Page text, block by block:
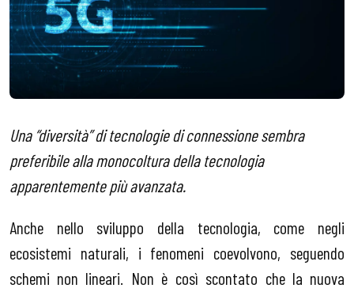
Una “diversità” di tecnologie di connessione sembra
preferibile alla monocoltura della tecnologia
apparentemente più avanzata.
Anche nello sviluppo della tecnologia, come negli
ecosistemi naturali, i fenomeni coevolvono, seguendo
schemi non lineari. Non è così scontato che la nuova